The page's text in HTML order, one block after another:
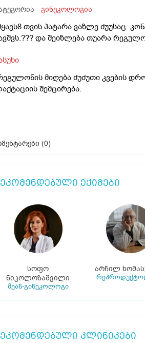
- გინეკოლოგია
თვის პატარა ვაზლვ ძუუსაც.
და შეიზლება თუარა
მიღება ძუძუთი კვების
შემცირება.
(0)
ექიმები
სოფო
ნიკოლოზაშვილი
მეან-გინეკოლოგი
არჩილ
კლინიკები